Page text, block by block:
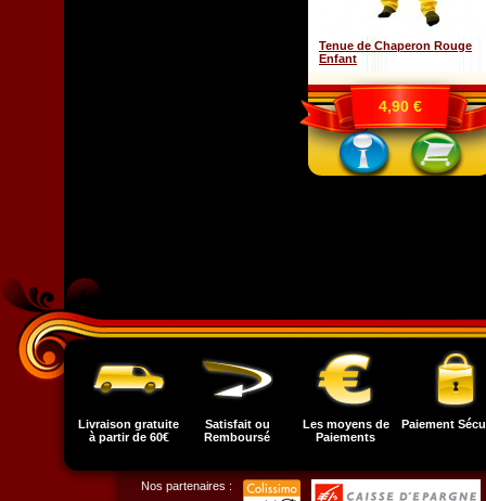
Tenue de Chaperon Rouge
Enfant
4,90 €
Livraison gratuite
à partir de 60€
Satisfait ou
Remboursé
Les moyens de
Paiements
Paiement
Nos partenaires :